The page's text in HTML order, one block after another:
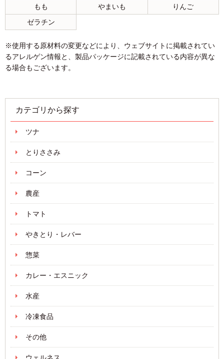
もも
やまいも
りんご
ゼラチン
※使用する原材料の変更などにより、ウェブサイトに掲載されてい
るアレルゲン情報と、製品パッケージに記載されている内容が異な
る場合もございます。
カテゴリから探す
ツナ
とりささみ
コーン
農産
トマト
やきとり・レバー
惣菜
カレー・エスニック
水産
冷凍食品
その他